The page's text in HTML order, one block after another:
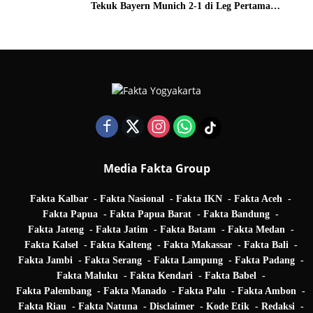
Tekuk Bayern Munich 2-1 di Leg Pertama
Media Fakta Group
Fakta Kalbar Fakta Nasional Fakta IKN
Fakta Aceh
Fakta Papua
Fakta Papua Barat
Fakta Bandung
Fakta Jateng
Fakta Jatim Fakta Batam
Fakta Medan
Fakta Kalsel
Fakta Kalteng Fakta Makassar
Fakta Bali
Fakta Jambi
Fakta Serang Fakta Lampung
Fakta Padang
Fakta Maluku
Fakta Kendari
Fakta Babel
Fakta Palembang
Fakta Manado Fakta Palu
Fakta Ambon
Fakta Riau
Fakta Natuna Disclaimer Kode Etik Redaksi